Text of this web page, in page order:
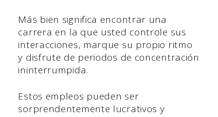
Más bien significa encontrar una
carrera en la que usted controle sus
interacciones, marque su propio ritmo
y disfrute de periodos de concentración
ininterrumpida.
Estos empleos pueden ser
sorprendentemente lucrativos y